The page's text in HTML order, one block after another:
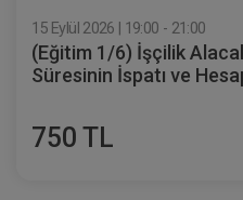
15 Eylül 2026 | 19:00 - 21:00
(Eğitim 1/6) İşçilik
Süresinin İspatı ve
750 TL